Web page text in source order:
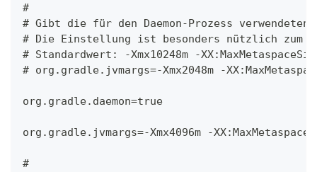
#
# Gibt die für den Daemon-Prozess
# Die Einstellung ist besonders nützlich zum
# Standardwert: -Xmx10248m -
# org.gradle.jvmargs=-Xmx2048m -
org.gradle.daemon=true
org.gradle.jvmargs=-Xmx4096m -
#